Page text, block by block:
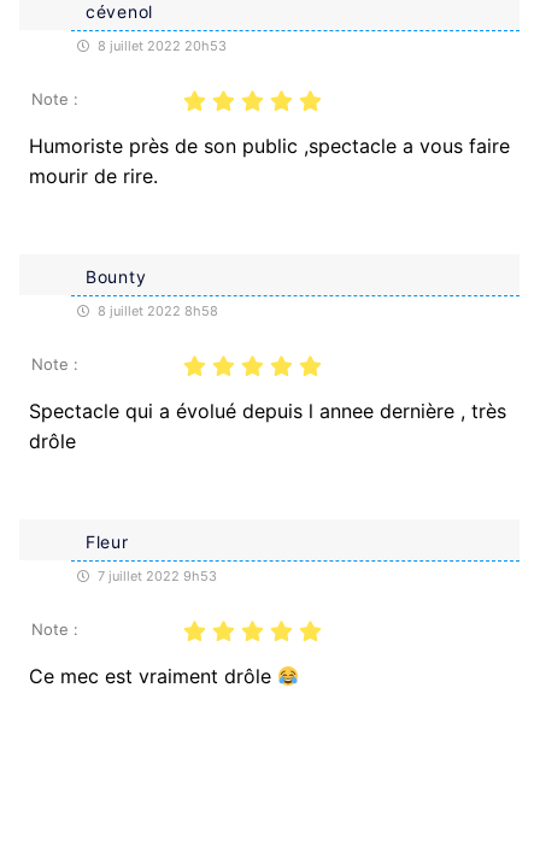
cévenol
8 juillet 2022 20h53
Note :
Humoriste près de son public ,spectacle a vous faire
mourir de rire.
Bounty
8 juillet 2022 8h58
Note :
Spectacle qui a évolué depuis l annee dernière , très
drôle
Fleur
7 juillet 2022 9h53
Note :
Ce mec est vraiment drôle